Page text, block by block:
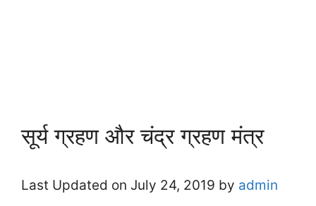
सूर्य ग्रहण और चंद्र ग्रहण मंत्र
Last Updated on July 24, 2019 by admin